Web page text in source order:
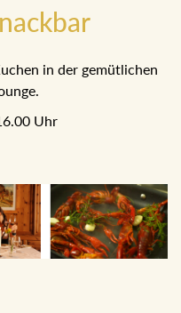
in der gemütlichen
Uhr